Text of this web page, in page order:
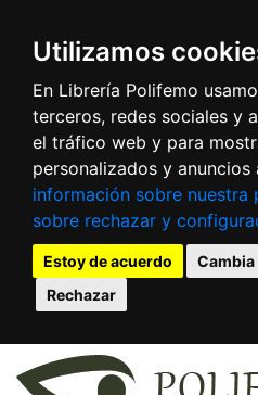
Utilizamos
En Librería Polifemo
terceros, redes sociales y
el tráfico web y para
personalizados y anuncios
información sobre
sobre rechazar y
Estoy de acuerdo
Rechazar